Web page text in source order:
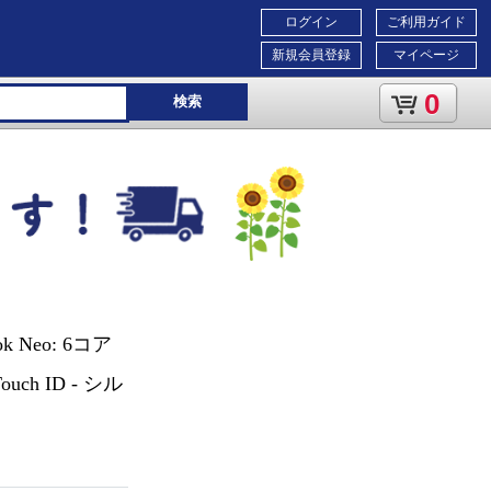
ご利用ガイド
マイページ
ログイン
新規会員登録
検索 0
Neo: 6コア
ID - シル